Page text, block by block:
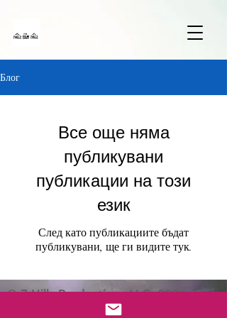
Блог
Все още няма
публикувани
публикации на този
език
След като публикациите бъдат
публикувани, ще ги видите тук.
© 7 Hillz Productions LLC, 2020. All
Rights Reserved | Seven Hillz